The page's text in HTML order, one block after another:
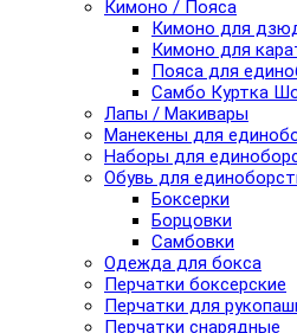
Кимоно / Пояса
Кимоно для
Кимоно для
Пояса для
Самбо Куртка
Лапы / Макивары
Манекены для
Наборы для
Обувь для
Боксерки
Борцовки
Самбовки
Одежда для бокса
Перчатки боксерские
Перчатки для
Перчатки снарядные